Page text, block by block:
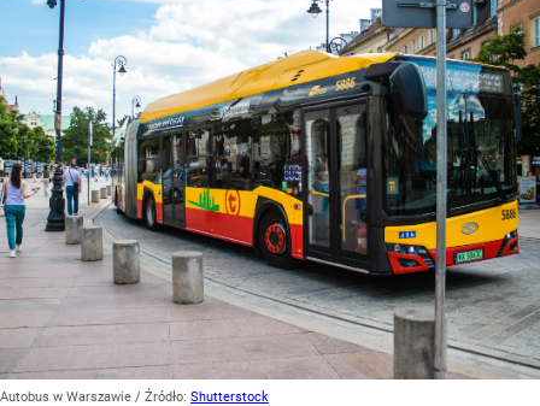
Autobus w Warszawie / Źródło: Shutterstock